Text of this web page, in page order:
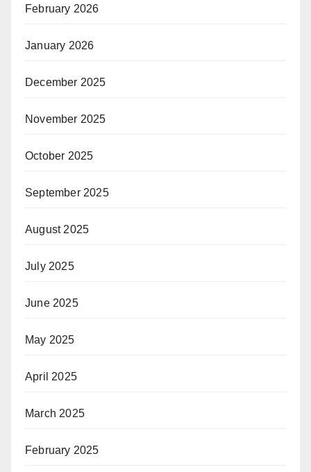
February 2026
January 2026
December 2025
November 2025
October 2025
September 2025
August 2025
July 2025
June 2025
May 2025
April 2025
March 2025
February 2025